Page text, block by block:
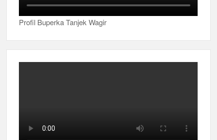
Profil Buperka Tanjek Wagir